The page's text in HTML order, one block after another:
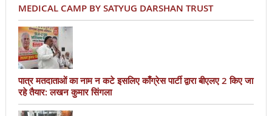
MEDICAL CAMP BY SATYUG DARSHAN TRUST
पात्र मतदाताओं का नाम न कटे इसलिए काँग्रेस पार्टी द्वारा बीएलए 2 किए जा
रहे तैयार: लखन कुमार सिंगला